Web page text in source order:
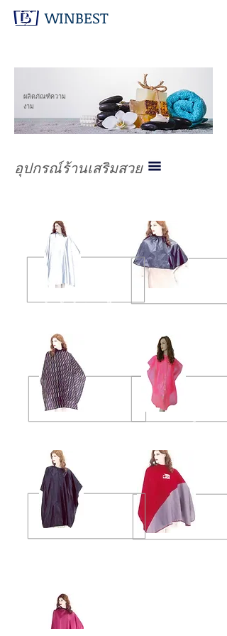
WINBEST
ผลิตภัณฑ์ความ
งาม
อุปกรณ์ร้านเสริมสวย
ผ้าคลุมแต่งหน้า
ผ้าคลุมสำหรับทำสารเคมี
ผ้าคลุมตัดผม ผ้าคลุมตัดผมเด็ก